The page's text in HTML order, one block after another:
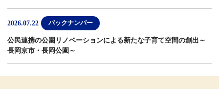
2026.07.22 バックナンバー
公民連携の公園リノベーションによる新たな子育て空間の創出～
長岡京市・長岡公園～